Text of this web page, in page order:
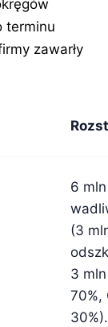
terminu
zawarły
6
(3
3
70%,